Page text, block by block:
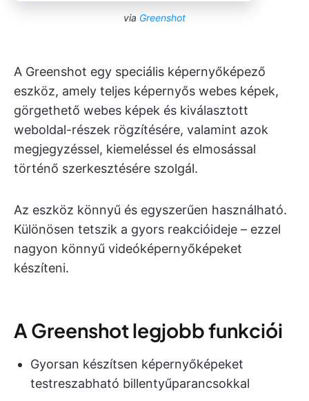
via Greenshot
A Greenshot egy speciális képernyőképező
eszköz, amely teljes képernyős webes képek,
görgethető webes képek és kiválasztott
weboldal-részek rögzítésére, valamint azok
megjegyzéssel, kiemeléssel és elmosással
történő szerkesztésére szolgál.
Az eszköz könnyű és egyszerűen használható.
Különösen tetszik a gyors reakcióideje – ezzel
nagyon könnyű videóképernyőképeket
készíteni.
A Greenshot legjobb funkciói
Gyorsan készítsen képernyőképeket
testreszabható billentyűparancsokkal